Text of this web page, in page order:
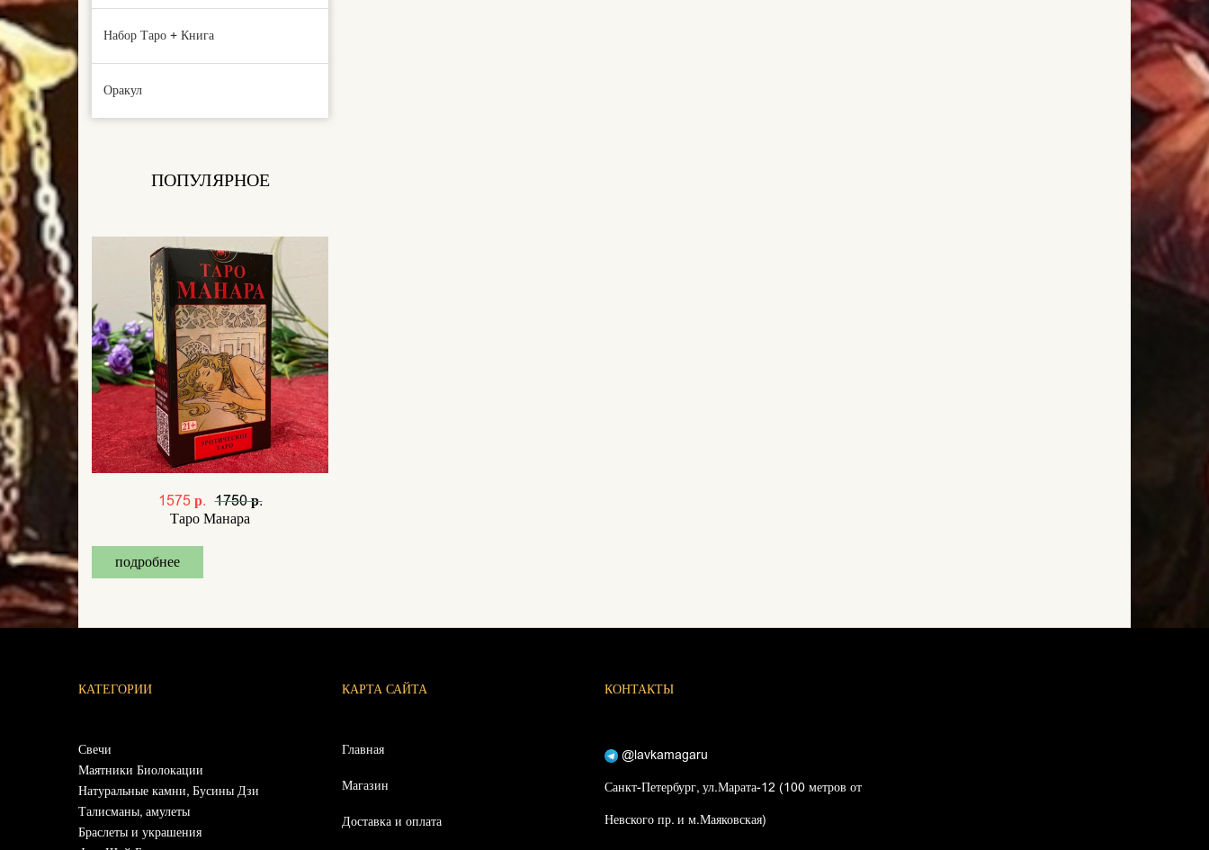
Набор Таро + Книга
Оракул
ПОПУЛЯРНОЕ
1575 р. 1750 р.
Таро Манара
подробнее
КАТЕГОРИИ
Свечи
Маятники Биолокации
Натуральные камни, Бусины Дзи
Талисманы, амулеты
Браслеты и украшения
КАРТА САЙТА
Главная
Магазин
Доставка и оплата
КОНТАКТЫ
@lavkamagaru
Санкт-Петербург, ул.Марата-12 (100 метров от
Невского пр. и м.Маяковская)